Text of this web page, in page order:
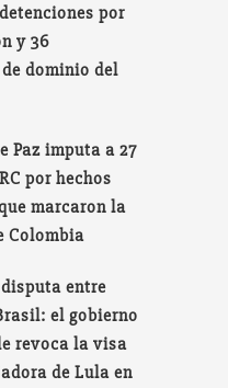
por
y 36
dominio del
Paz imputa a 27
por hechos
marcaron la
Colombia
entre
el gobierno
revoca la visa
de Lula en